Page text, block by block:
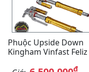
Phuộc Upside Down
Kingham Vinfast Feliz
đ